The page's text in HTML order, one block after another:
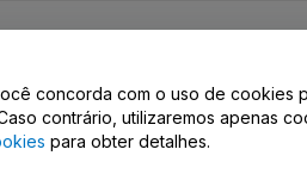
pessoais/as suas opções de
concorda com o uso de cookies
contrário, utilizaremos apenas
para obter detalhes.